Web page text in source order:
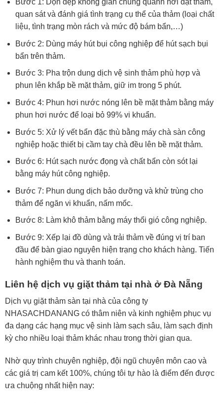
Bước 1: Dọn dẹp không gian chung quanh nơi đặt thảm,
quan sát và đánh giá tình trạng cụ thể của thảm (loại chất
liệu, tình trạng mòn rách và mức độ bám bẩn,…)
Bước 2: Dùng máy hút bụi công nghiệp để hút sạch bụi
bẩn trên thảm.
Bước 3: Pha trộn dung dịch vệ sinh thảm phù hợp và
phun lên khắp bề mặt thảm, giữ im trong 5 phút.
Bước 4: Phun hơi nước nóng lên bề mặt thảm bằng máy
phun hơi nước để loại bỏ 99% vi khuẩn.
Bước 5: Xử lý vết bẩn đặc thù bằng máy chà sàn công
nghiệp hoặc thiết bị cầm tay chà đều lên bề mặt thảm.
Bước 6: Hút sạch nước đọng và chất bẩn còn sót lại
bằng máy hút công nghiệp.
Bước 7: Phun dung dịch bảo dưỡng và khử trùng cho
thảm để ngăn vi khuẩn, nấm mốc.
Bước 8: Làm khô thảm bằng máy thổi gió công nghiệp.
Bước 9: Xếp lại đồ dùng và trải thảm về đúng vị trí ban
đầu để bàn giao nguyên hiện trạng cho khách hàng. Tiến
hành nghiệm thu và thanh toán.
Liên hệ dịch vụ giặt thảm tại nhà ở Đà Nẵng
Dịch vụ giặt thảm sàn tại nhà của công ty
NHASACHDANANG có thâm niên và kinh nghiệm phục vụ
đa dạng các hạng mục vệ sinh làm sạch sâu, làm sạch định
kỳ cho nhiều loại thảm khác nhau trong thời gian qua.
Nhờ quy trình chuyên nghiệp, đội ngũ chuyên môn cao và
các giá trị cam kết 100%, chúng tôi tự hào là điểm đến được
ưa chuộng nhất hiện nay: